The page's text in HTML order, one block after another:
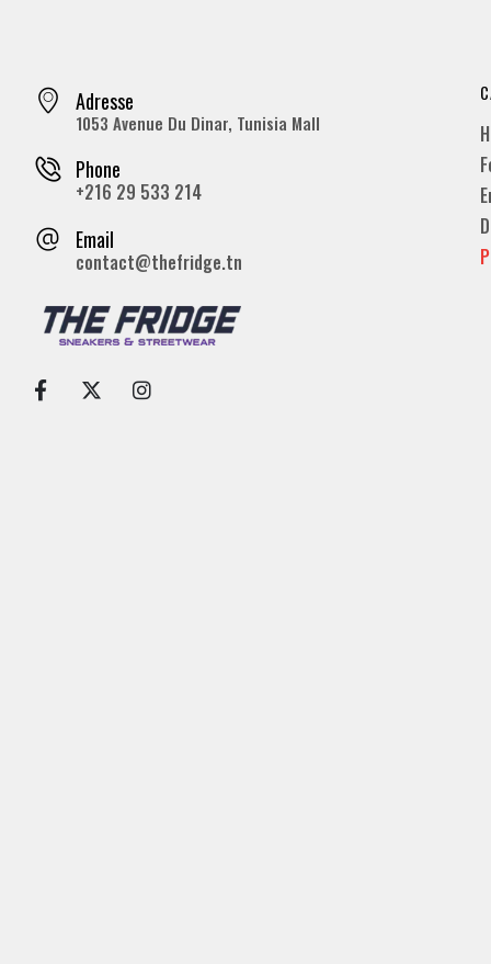
Adresse
1053 Avenue Du Dinar, Tunisia Mall
Phone
+216 29 533 214
Email
contact@thefridge.tn